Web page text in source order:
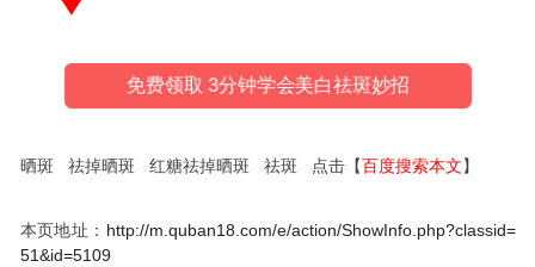
免费领取 3分钟学会美白祛斑妙招
晒斑 祛掉晒斑 红糖祛掉晒斑 祛斑 点击【百度搜索本文】
本页地址： http://m.quban18.com/e/action/ShowInfo.php?classid=
51&id=5109